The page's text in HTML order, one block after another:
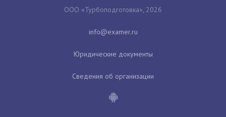
ООО «Турбоподготовка», 2026
Юридические документы
Сведения об организации